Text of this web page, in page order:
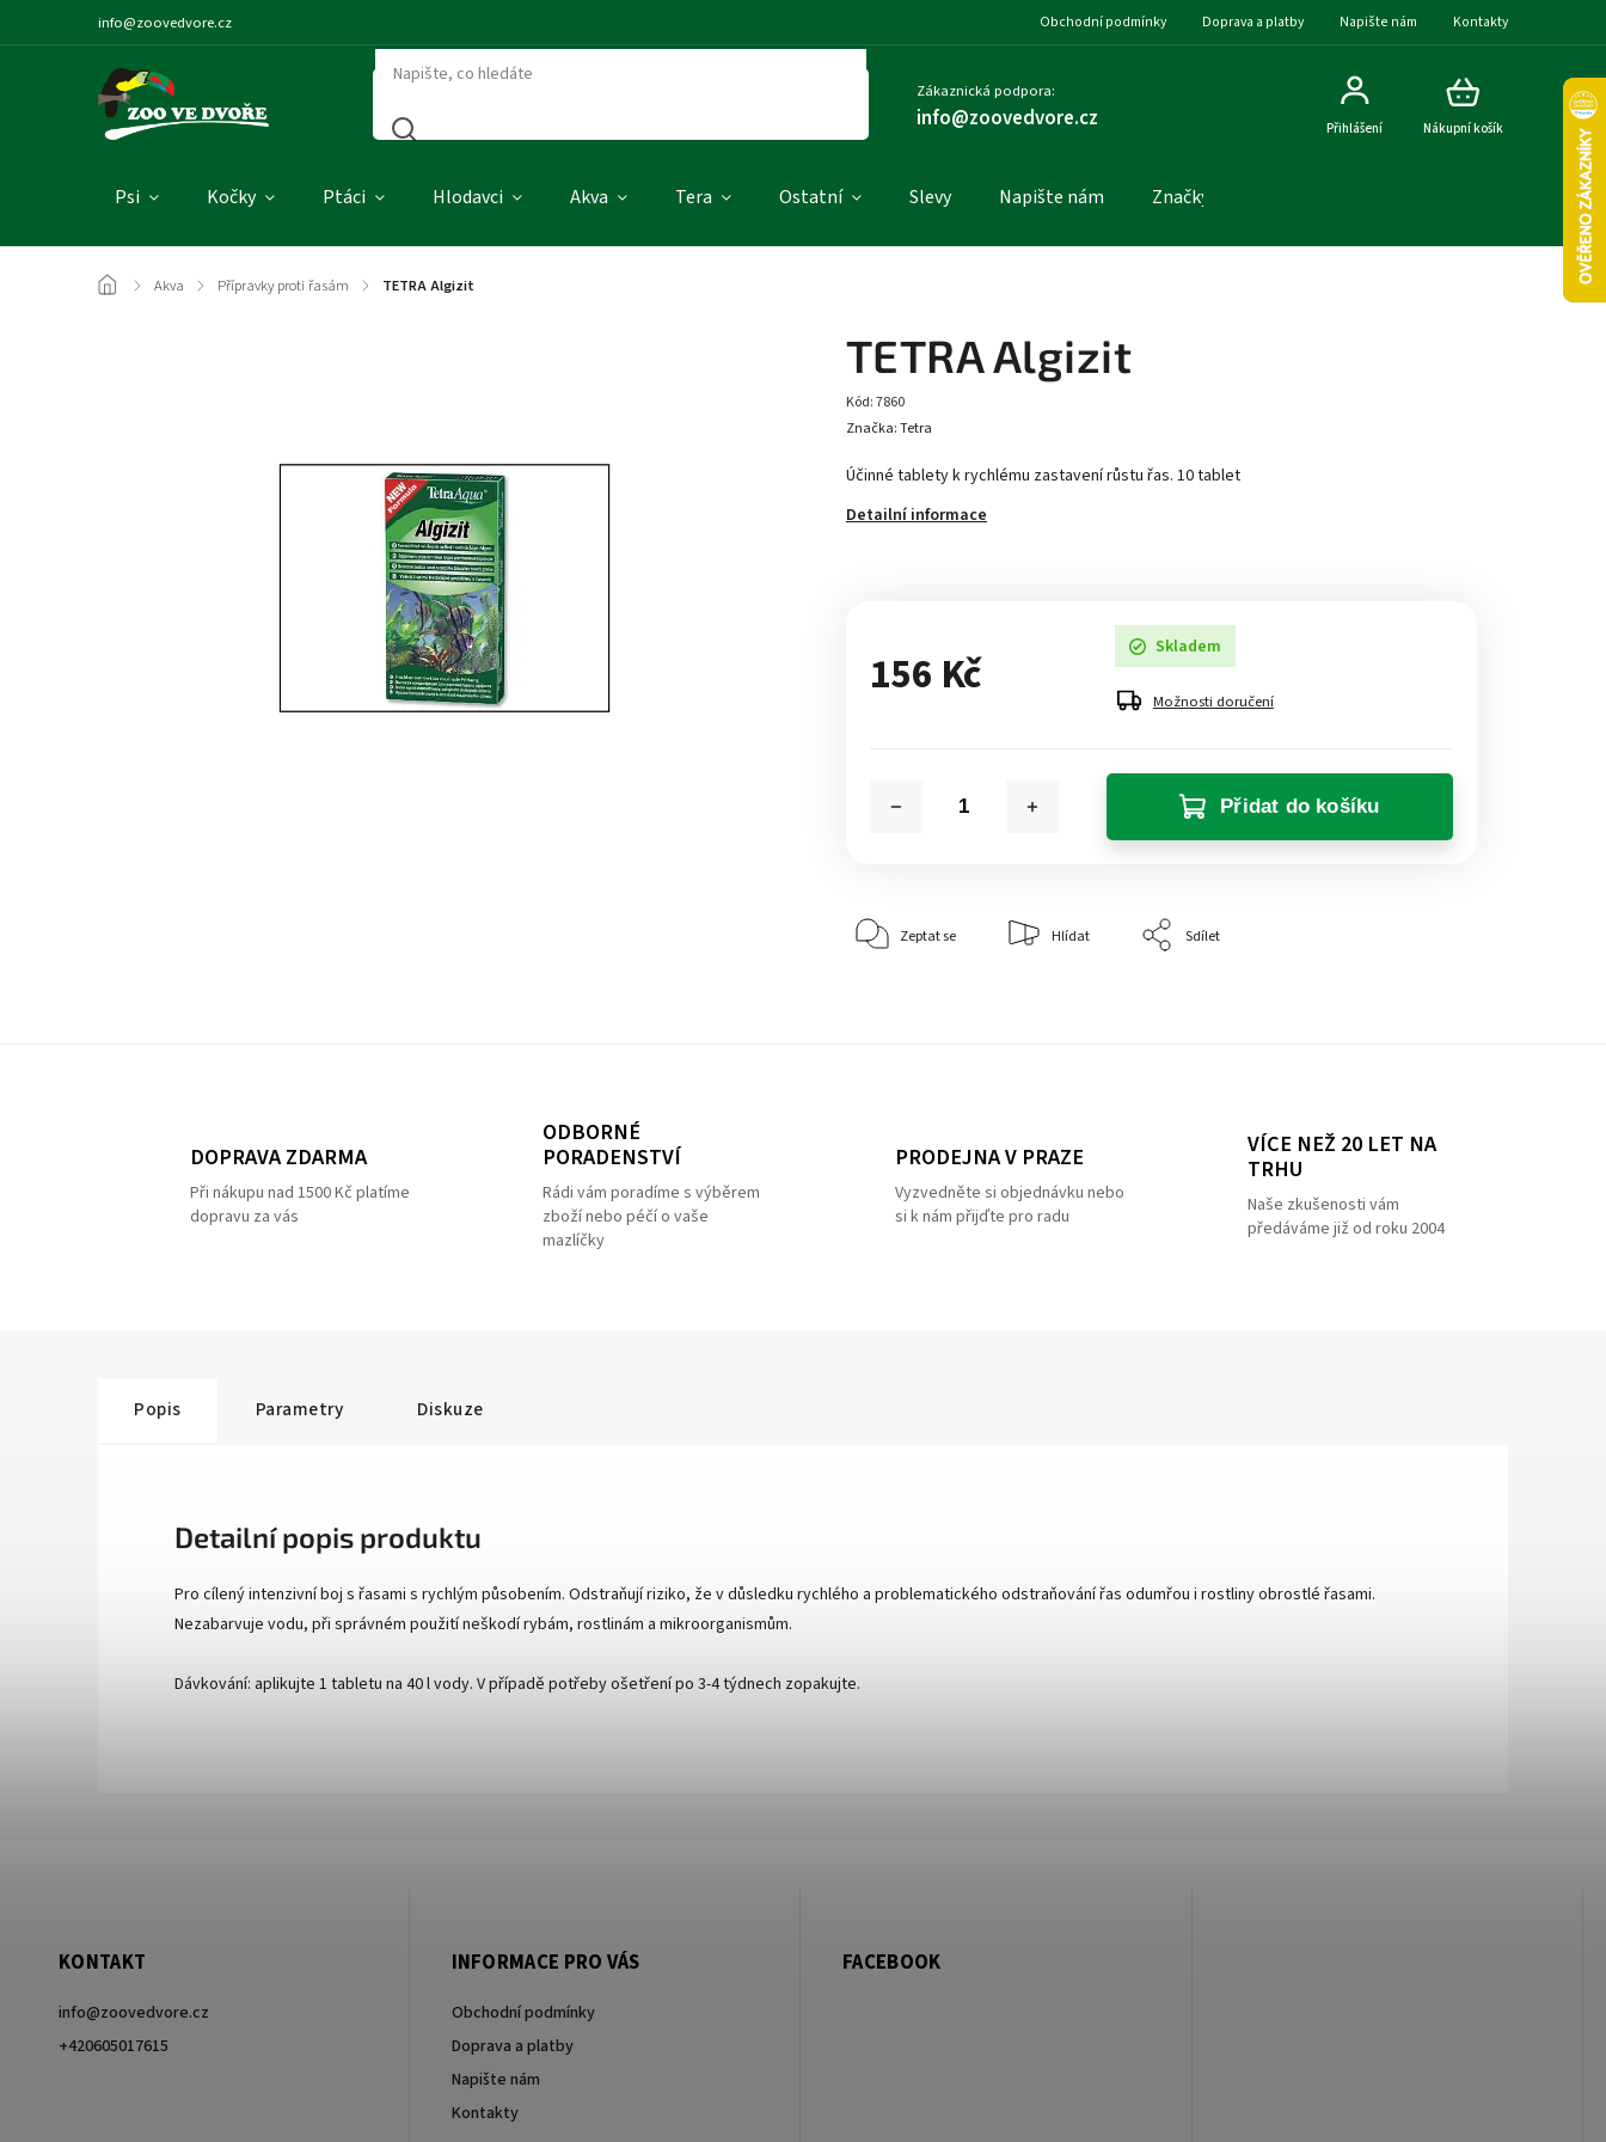
info@zoovedvore.cz Obchodní podmínky Doprava a platby Napište nám Kontakty
Zákaznická podpora:
info@zoovedvore.cz Nákupní košík
Přihlášení
Psi Kočky Ptáci Hlodavci Akva Tera Ostatní Slevy Napište nám Značky
/ Akva / Přípravky proti řasám / TETRA Algizit
TETRA Algizit
Kód:7860
Účinné tablety k rychlému zastavení růstu řas. 10 tablet
Detailní informace
Značka:Tetra
156 Kč
Skladem
Možnosti doručení
Přidat do košíku
Zeptat se Hlídat Sdílet
DOPRAVA ZDARMA
Při nákupu nad 1500 Kč platíme
dopravu za vás
ODBORNÉ
PORADENSTVÍ
Rádi vám poradíme s výběrem
zboží nebo péčí o vaše
mazlíčky
PRODEJNA V PRAZE
Vyzvedněte si objednávku nebo
si k nám přijďte pro radu
VÍCE NEŽ 20 LET NA
TRHU
Naše zkušenosti vám
předáváme již od roku 2004
Popis Parametry Diskuze
Detailní popis produktu
Pro cílený intenzivní boj s řasami s rychlým působením. Odstraňují riziko, že v důsledku rychlého a problematického odstraňování řas odumřou i rostliny obrostlé řasami.
Nezabarvuje vodu, při správném použití neškodí rybám, rostlinám a mikroorganismům.
Dávkování: aplikujte 1 tabletu na 40 l vody. V případě potřeby ošetření po 3-4 týdnech zopakujte.
KONTAKT
info@zoovedvore.cz
+420605017615
INFORMACE PRO VÁS
Obchodní podmínky
Doprava a platby
Napište nám
Kontakty
FACEBOOK